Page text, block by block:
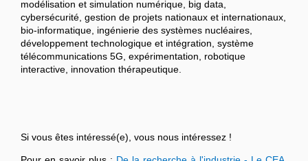
modélisation et simulation numérique, big data,
cybersécurité, gestion de projets nationaux et internationaux,
bio-informatique, ingénierie des systèmes nucléaires,
développement technologique et intégration, système
télécommunications 5G, expérimentation, robotique
interactive, innovation thérapeutique.
Si vous êtes intéressé(e), vous nous intéressez !